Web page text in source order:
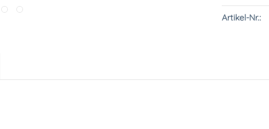
Artikel-Nr.: